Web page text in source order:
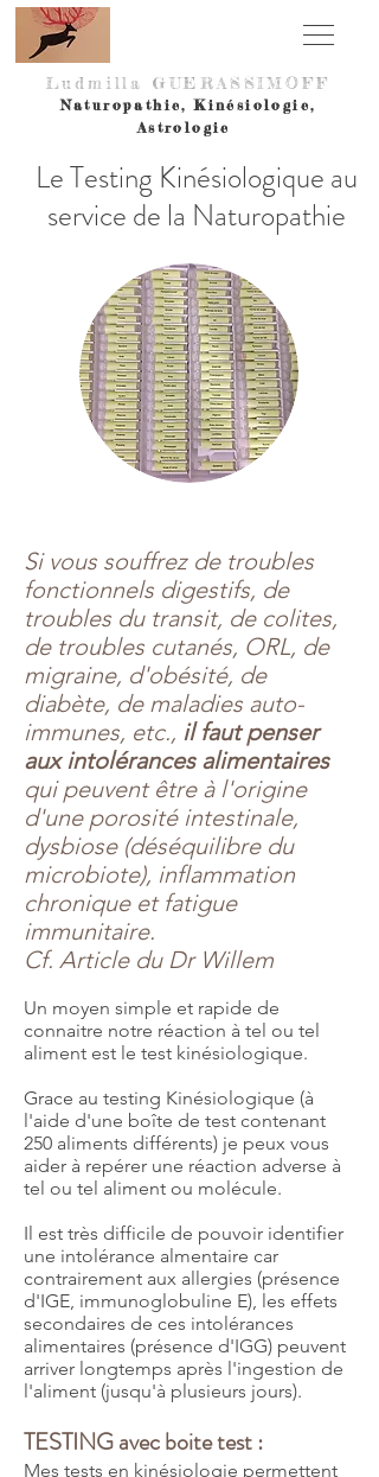
Ludmilla GUERASSIMOFF
Naturopathie,Kinésiologie,
Astrologie
Le Testing Kinésiologique au
service de la Naturopathie
Si vous souffrez de troubles
fonctionnels digestifs, de
troubles du transit, de colites,
de troubles cutanés, ORL, de
migraine, d'obésité, de
diabète, de maladies auto-
immunes, etc., il faut penser
aux intolérances alimentaires
qui peuvent être à l'origine
d'une porosité intestinale,
dysbiose (déséquilibre du
microbiote), inflammation
chronique et fatigue
immunitaire.
Cf. Article du Dr Willem
Un moyen simple et rapide de
connaitre notre réaction à tel ou tel
aliment est le test kinésiologique.
Grace au testing Kinésiologique (à
l'aide d'une boîte de test contenant
250 aliments différents) je peux vous
aider à repérer une réaction adverse à
tel ou tel aliment ou molécule.
Il est très difficile de pouvoir identifier
une intolérance almentaire car
contrairement aux allergies (présence
d'IGE, immunoglobuline E), les effets
secondaires de ces intolérances
alimentaires (présence d'IGG) peuvent
arriver longtemps après l'ingestion de
l'aliment (jusqu'à plusieurs jours).
TESTING avec boite test :
Mes tests en kinésiologie permettent